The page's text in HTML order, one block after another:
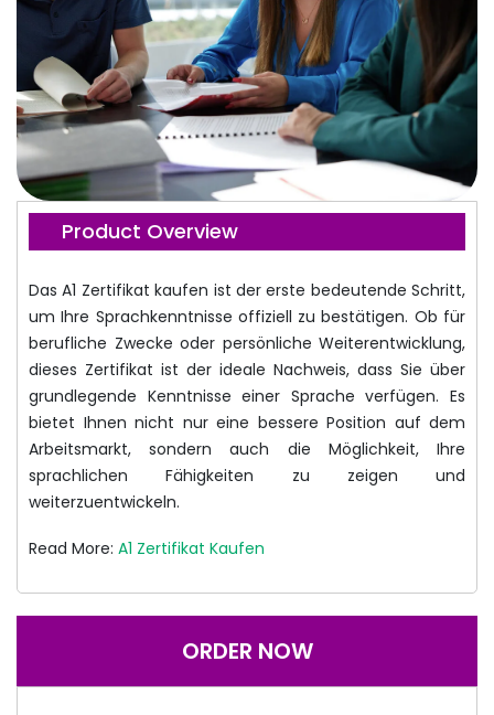
Product Overview
Das A1 Zertifikat kaufen ist der erste bedeutende Schritt,
um Ihre Sprachkenntnisse offiziell zu bestätigen. Ob für
berufliche Zwecke oder persönliche Weiterentwicklung,
dieses Zertifikat ist der ideale Nachweis, dass Sie über
grundlegende Kenntnisse einer Sprache verfügen. Es
bietet Ihnen nicht nur eine bessere Position auf dem
Arbeitsmarkt, sondern auch die Möglichkeit, Ihre
sprachlichen Fähigkeiten zu zeigen und
weiterzuentwickeln.
Read More: A1 Zertifikat Kaufen
ORDER NOW